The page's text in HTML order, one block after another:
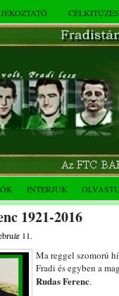
INTERJÚK
1921-2016
11.
Ma reggel szomorú
Fradi és egyben a
Rudas Ferenc.